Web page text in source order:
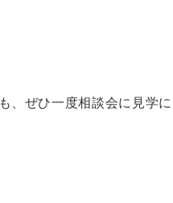
ぜひ一度相談会に見学